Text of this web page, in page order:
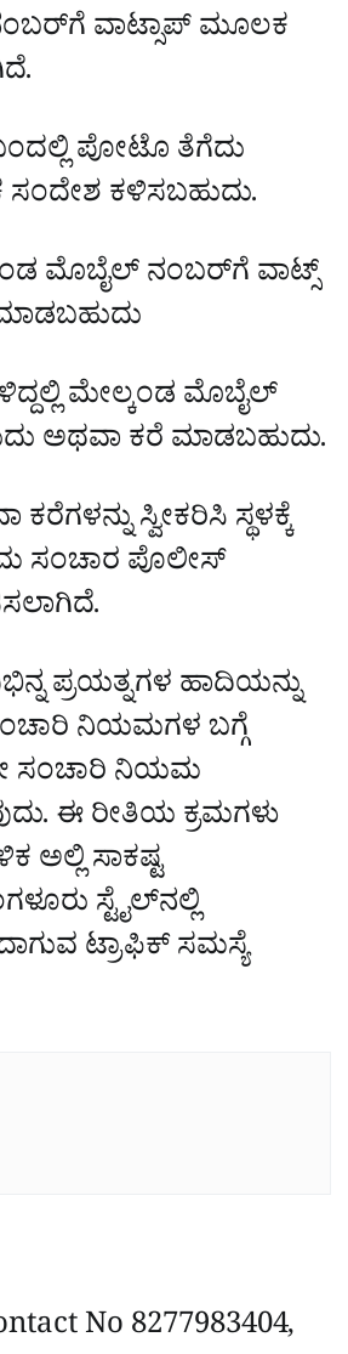
ವಾಟ್ಸಾಪ್‌ ಮೂಲಕ
ಪೋಟೊ ತೆಗೆದು
ಕಳಿಸಬಹುದು.
ಮೊಬೈಲ್ ನಂಬರ್‌ಗೆ ವಾಟ್ಸ್
ಮೇಲ್ಕಂಡ ಮೊಬೈಲ್
ಅಥವಾ ಕರೆ ಮಾಡಬಹುದು.
ಸ್ವೀಕರಿಸಿ ಸ್ಥಳಕ್ಕೆ
ಸಂಚಾರ ಪೊಲೀಸ್
ಪ್ರಯತ್ನಗಳ ಹಾದಿಯನ್ನು
ನಿಯಮಗಳ ಬಗ್ಗೆ
ಸಂಚಾರಿ ನಿಯಮ
ಈ ರೀತಿಯ ಕ್ರಮಗಳು
ಅಲ್ಲಿ ಸಾಕಷ್ಟ
ಸ್ಟೈಲ್‌ನಲ್ಲಿ
ಟ್ರಾಫಿಕ್‌ ಸಮಸ್ಯೆ
No 8277983404,